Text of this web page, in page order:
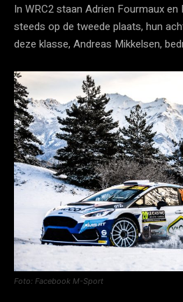
In WRC2 staan Adrien Fourmaux
steeds op de tweede plaats, hun
deze klasse, Andreas Mikkelsen,
Foto: Facebook M-Sport